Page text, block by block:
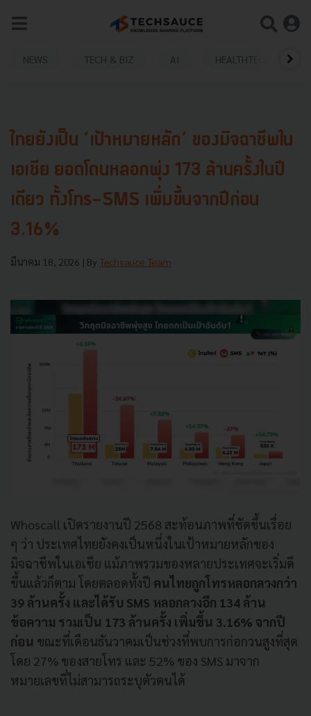
NEWS TECH & BIZ AI HEALTHTECH
ไทยยังเป็น ‘เป้าหมายหลัก’ ของมิจฉาชีพใน
เอเชีย ยอดโดนหลอกพุ่ง 173 ล้านครั้งในปี
เดียว ทั้งโทร-SMS เพิ่มขึ้นจากปีก่อน
3.16%
มีนาคม 18, 2026 | By Techsauce Team
Whoscall เปิดรายงานปี 2568 สะท้อนภาพที่ชัดขึ้นเรื่อย
ๆ ว่า ประเทศไทยยังคงเป็นหนึ่งในเป้าหมายหลักของ
มิจฉาชีพในเอเชีย แม้ภาพรวมของหลายประเทศจะเริ่มดี
ขึ้นแล้วก็ตาม โดยตลอดทั้งปี คนไทยถูกโทรหลอกลวงกว่า
39 ล้านครั้ง และได้รับ SMS หลอกลวงอีก 134 ล้าน
ข้อความ รวมเป็น 173 ล้านครั้ง เพิ่มขึ้น 3.16% จากปี
ก่อน ขณะที่เดือนธันวาคมเป็นช่วงที่พบการก่อกวนสูงที่สุด
โดย 27% ของสายโทร และ 52% ของ SMS มาจาก
หมายเลขที่ไม่สามารถระบุตัวตนได้